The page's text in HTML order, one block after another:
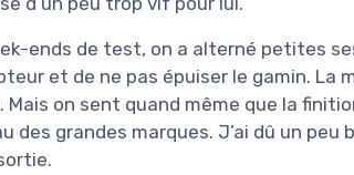
ends de test, on a alterné petites
et de ne pas épuiser le gamin. La
Mais on sent quand même que la
des grandes marques. J’ai dû un